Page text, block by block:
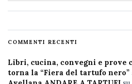
COMMENTI RECENTI
Libri, cucina, convegni e prove
torna la “Fiera del tartufo nero”